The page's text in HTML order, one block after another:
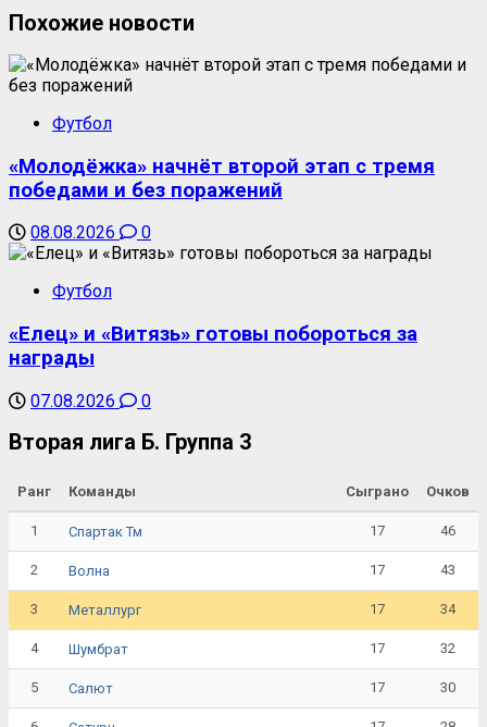
Похожие новости
Футбол
«Молодёжка» начнёт второй этап с тремя
победами и без поражений
08.08.2026 0
Футбол
«Елец» и «Витязь» готовы побороться за
награды
07.08.2026 0
Вторая лига Б. Группа 3
Ранг Команды Сыграно Очков
1 Спартак Тм 17 46
2 Волна 17 43
3 Металлург 17 34
4 Шумбрат 17 32
5 Салют 17 30